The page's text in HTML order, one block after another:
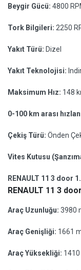
Beygir Gücü: 4800
Tork Bilgileri: 2250
Yakıt Türü: Dizel
Yakıt Teknolojisi:
Maksimum Hız: 148
0-100 km arası
Çekiş Türü: Önden
Vites Kutusu
RENAULT 11 3 door
RENAULT 11 3
Araç Uzunluğu: 3980
Araç Genişliği: 1661
Araç Yüksekliği: